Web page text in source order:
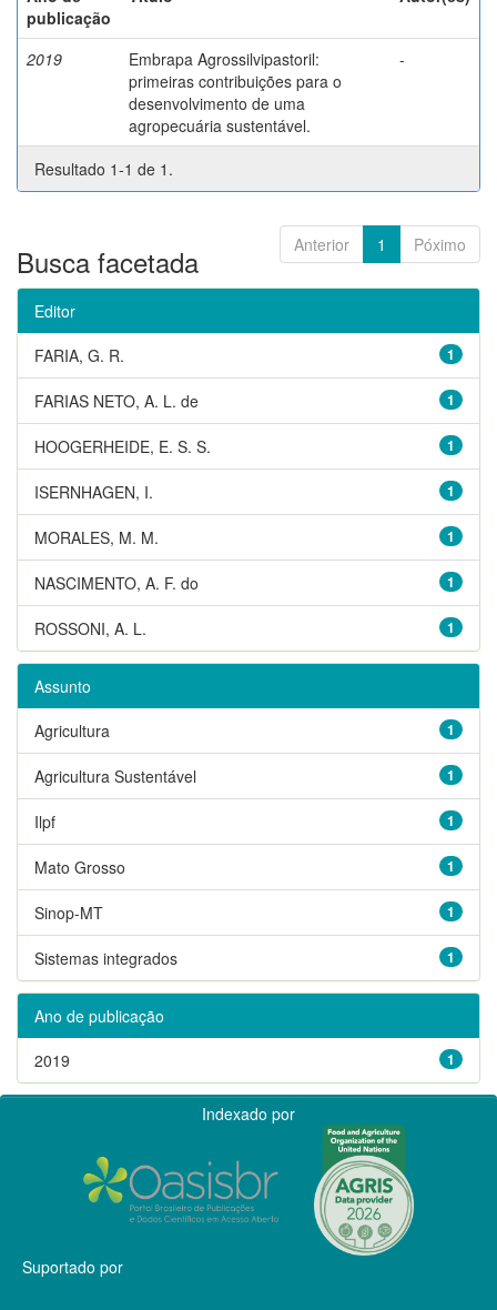
publicação
2019
Embrapa Agrossilvipastoril:
primeiras contribuições para o
desenvolvimento de uma
agropecuária sustentável.
-
Resultado 1-1 de 1.
Anterior 1 Póximo
Busca facetada
Editor
1
FARIA, G. R.
1
FARIAS NETO, A. L. de
1
HOOGERHEIDE, E. S. S.
1
ISERNHAGEN, I.
1
MORALES, M. M.
1
NASCIMENTO, A. F. do
1
ROSSONI, A. L.
Assunto
1
Agricultura
1
Agricultura Sustentável
1
Ilpf
1
Mato Grosso
1
Sinop-MT
1
Sistemas integrados
Ano de publicação
1
2019
Indexado por
Suportado por